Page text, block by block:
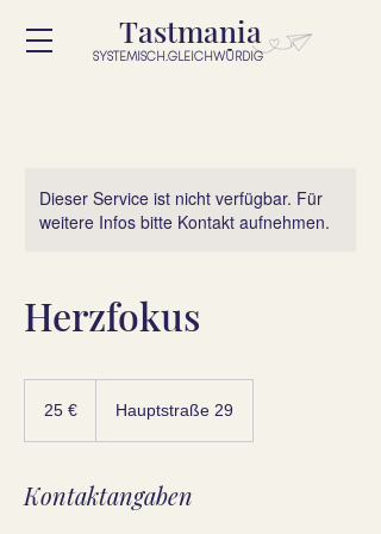
Tastmania
SYSTEMISCH.GLEICHWÜRDIG
Dieser Service ist nicht verfügbar. Für
weitere Infos bitte Kontakt aufnehmen.
Herzfokus
25 € Hauptstraße 29
Kontaktangaben